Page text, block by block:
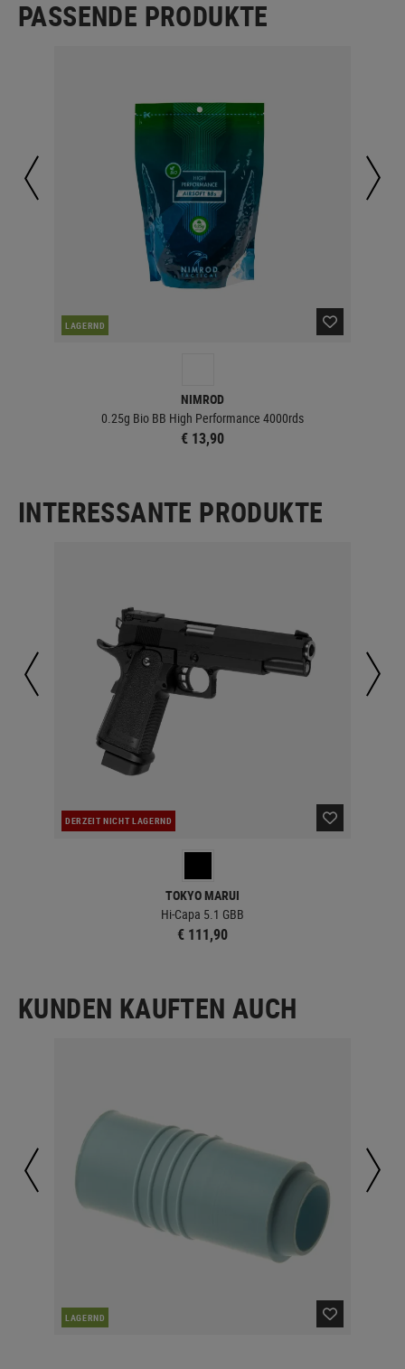
PASSENDE PRODUKTE
LAGERND
NIMROD
0.25g Bio BB High Performance 4000rds
€ 13,90
INTERESSANTE PRODUKTE
DERZEIT NICHT LAGERND
TOKYO MARUI
Hi-Capa 5.1 GBB
€ 111,90
KUNDEN KAUFTEN AUCH
LAGERND